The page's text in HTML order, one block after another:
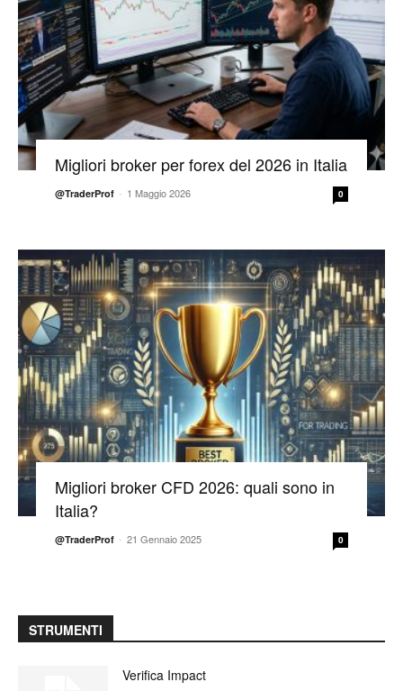
Migliori broker per forex del 2026 in Italia
@TraderProf - 1 Maggio 2026 0
Migliori broker CFD 2026: quali sono in
Italia?
@TraderProf - 21 Gennaio 2025 0
STRUMENTI
Verifica Impact